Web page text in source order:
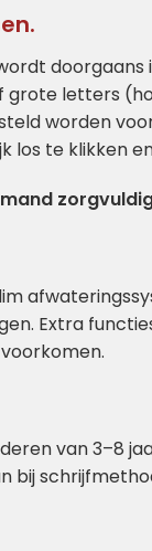
grote letters
worden
los te klikken
Extra
van 3–8
bij